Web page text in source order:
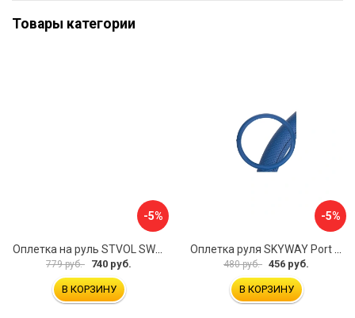
Товары категории
-5%
779 руб. 740 руб.
В КОРЗИНУ
-5%
480 руб. 456 руб.
В КОРЗИНУ